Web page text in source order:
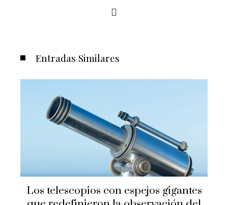
Entradas Similares
Ventajas competitivas de adoptar